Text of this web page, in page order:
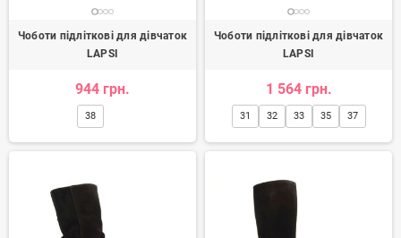
Чоботи підліткові для дівчаток
LAPSI
944 грн.
38
Чоботи підліткові для дівчаток
LAPSI
1 564 грн.
31 32 33 35 37